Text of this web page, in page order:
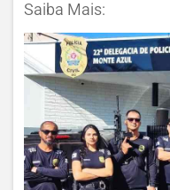
Saiba Mais: